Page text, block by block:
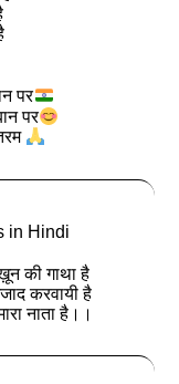
पर
पर
in Hindi
की गाथा है
करवायी है
नाता है।।